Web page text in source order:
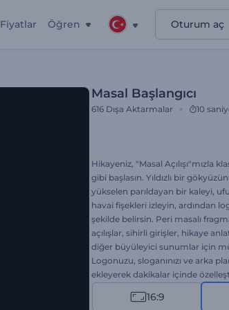
Fiyatlar Öğren Oturum aç
Masal Başlangıcı
616 Dışa Aktarmalar 10
Hikayeniz, "Masal Açılışı"mızla
gibi başlasın. Yıldızlı bir
yükselen parıldayan bir kaleyi,
havai fişekleri izleyin, ardından
şekilde belirsin. Peri masalı
açılışlar, sihirli girişler, hikaye
diğer büyüleyici sunumlar için
Logonuzu, sloganınızı ve arka
ekleyerek dakikalar içinde
sinematik bir giriş oluşturun!
16:9